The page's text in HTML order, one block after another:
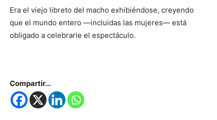
Era el viejo libreto del macho exhibiéndose, creyendo
que el mundo entero —incluidas las mujeres— está
obligado a celebrarle el espectáculo.
Compartir...